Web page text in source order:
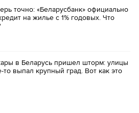
точно: «Беларусбанк» официально
на жилье с 1% годовых. Что
в Беларусь пришел шторм: улицы
то выпал крупный град. Вот как это